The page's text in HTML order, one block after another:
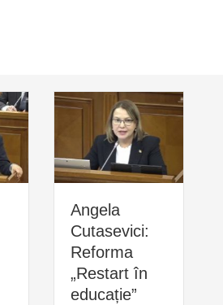
Angela
Cutasevici:
Reforma
„Restart în
educație”